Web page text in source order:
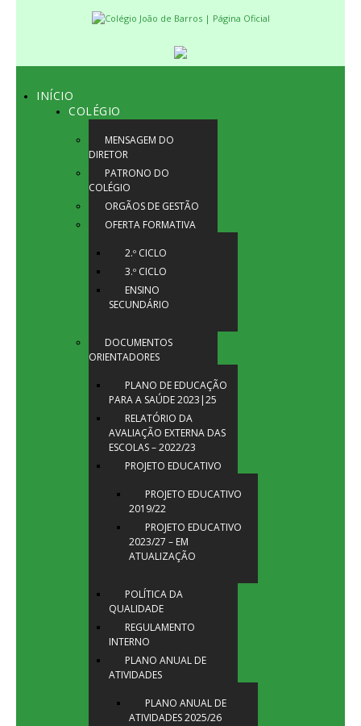
INÍCIO
COLÉGIO
MENSAGEM DO
DIRETOR
PATRONO DO
COLÉGIO
ORGÃOS DE GESTÃO
OFERTA FORMATIVA
2.º CICLO
3.º CICLO
ENSINO
SECUNDÁRIO
DOCUMENTOS
ORIENTADORES
PLANO DE EDUCAÇÃO
PARA A SAÚDE 2023|25
RELATÓRIO DA
AVALIAÇÃO EXTERNA DAS
ESCOLAS – 2022/23
PROJETO EDUCATIVO
PROJETO EDUCATIVO
2019/22
PROJETO EDUCATIVO
2023/27 – EM
ATUALIZAÇÃO
POLÍTICA DA
QUALIDADE
REGULAMENTO
INTERNO
PLANO ANUAL DE
ATIVIDADES
PLANO ANUAL DE
ATIVIDADES 2025/26